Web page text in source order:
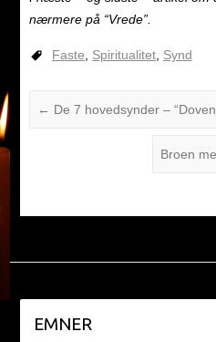
nærmere på “Vrede”.
Faste Spiritualitet, Synd
← De 7 hovedsynder –
Broen
EMNER